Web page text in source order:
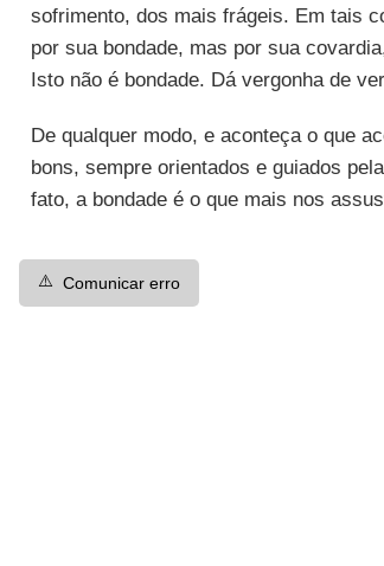
sofrimento, dos mais frágeis. Em tais
por sua bondade, mas por sua
Isto não é bondade. Dá vergonha de
De qualquer modo, e aconteça o que
bons, sempre orientados e guiados
fato, a bondade é o que mais nos
⚠️ Comunicar erro